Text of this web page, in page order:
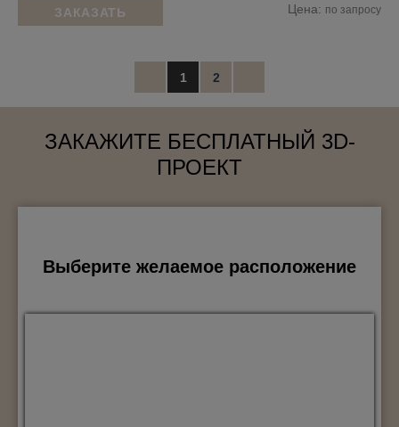
ЗАКАЗАТЬ Цена: по запросу
1 2
ЗАКАЖИТЕ БЕСПЛАТНЫЙ 3D-
ПРОЕКТ
Выберите желаемое расположение